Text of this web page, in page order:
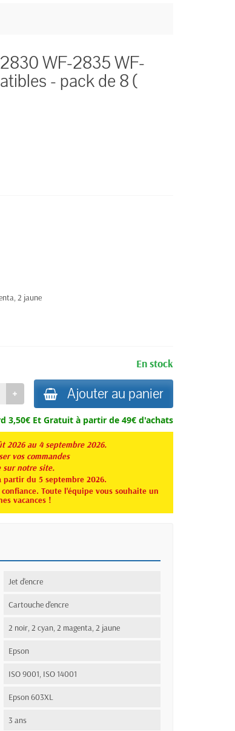
WF-2835 WF-
- pack de 8 (
2 jaune
En stock
Ajouter au panier
3,50€ Et Gratuit à partir de 49€ d'achats
2026 au 4 septembre 2026.
vos commandes
notre site.
du 5 septembre 2026.
Toute l'équipe vous souhaite un
vacances !
Jet d'encre
Cartouche d'encre
2 noir, 2 cyan, 2 magenta, 2 jaune
Epson
ISO 9001, ISO 14001
Epson 603XL
3 ans